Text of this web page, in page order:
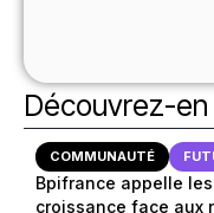
Découvrez-en
COMMUNAUTÉ
Bpifrance appelle
croissance face aux